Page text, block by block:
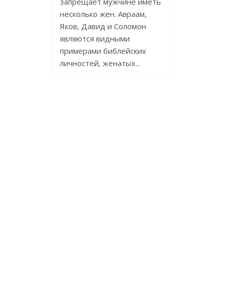
несколько жен. Авраам,
Яков, Давид и Соломон
являются видными
примерами библейских
личностей, женатых...